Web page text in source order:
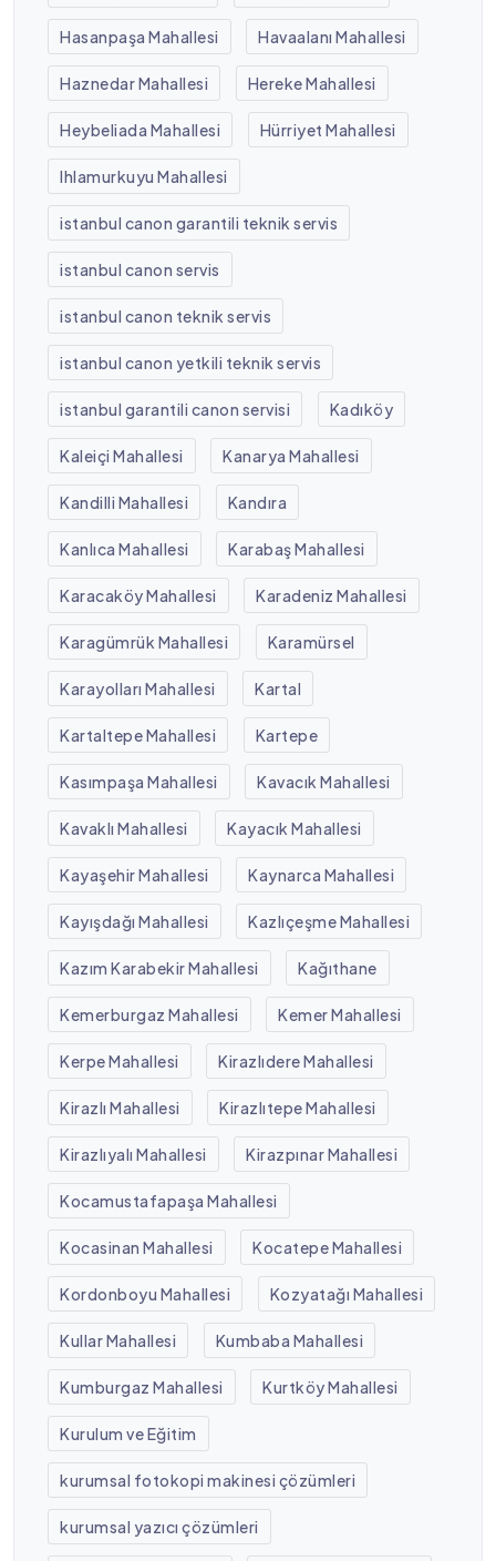
Hasanpaşa Mahallesi Havaalanı Mahallesi
Haznedar Mahallesi Hereke Mahallesi
Heybeliada Mahallesi Hürriyet Mahallesi
Ihlamurkuyu Mahallesi
istanbul canon garantili teknik servis
istanbul canon servis
istanbul canon teknik servis
istanbul canon yetkili teknik servis
istanbul garantili canon servisi Kadıköy
Kaleiçi Mahallesi Kanarya Mahallesi
Kandilli Mahallesi Kandıra
Kanlıca Mahallesi Karabaş Mahallesi
Karacaköy Mahallesi Karadeniz Mahallesi
Karagümrük Mahallesi Karamürsel
Karayolları Mahallesi Kartal
Kartaltepe Mahallesi Kartepe
Kasımpaşa Mahallesi Kavacık Mahallesi
Kavaklı Mahallesi Kayacık Mahallesi
Kayaşehir Mahallesi Kaynarca Mahallesi
Kayışdağı Mahallesi Kazlıçeşme Mahallesi
Kazım Karabekir Mahallesi Kağıthane
Kemerburgaz Mahallesi Kemer Mahallesi
Kerpe Mahallesi Kirazlıdere Mahallesi
Kirazlı Mahallesi Kirazlıtepe Mahallesi
Kirazlıyalı Mahallesi Kirazpınar Mahallesi
Kocamustafapaşa Mahallesi
Kocasinan Mahallesi Kocatepe Mahallesi
Kordonboyu Mahallesi Kozyatağı Mahallesi
Kullar Mahallesi Kumbaba Mahallesi
Kumburgaz Mahallesi Kurtköy Mahallesi
Kurulum ve Eğitim
kurumsal fotokopi makinesi çözümleri
kurumsal yazıcı çözümleri